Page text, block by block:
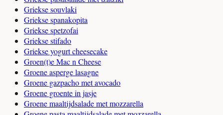
Griekse souvlaki
Griekse spanakopita
Griekse spetzofai
Griekse stifado
Griekse yogurt cheesecake
Groen(t)e Mac n Cheese
Groene asperge lasagne
Groene gazpacho met avocado
Groene groente in jasje
Groene maaltijdsalade met mozzarella